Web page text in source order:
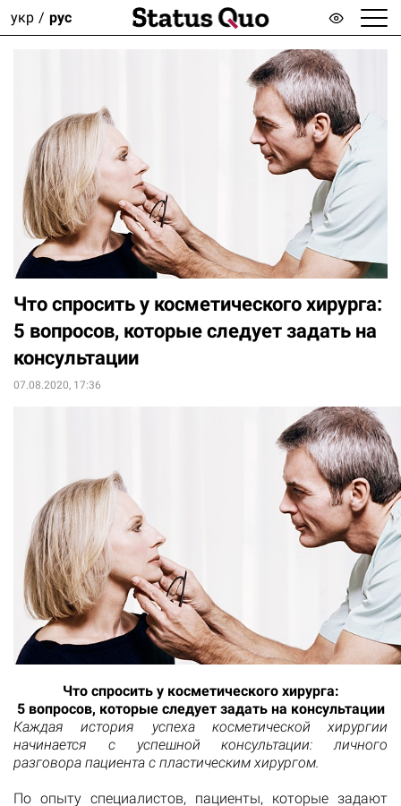
укр рус
Что спросить у косметического хирурга:
5 вопросов, которые следует задать на
консультации
07.08.2020, 17:36
Что спросить у косметического хирурга:
5 вопросов, которые следует задать на консультации
Каждая история успеха косметической хирургии
начинается с успешной консультации: личного
разговора пациента с пластическим хирургом.
По опыту специалистов, пациенты, которые задают